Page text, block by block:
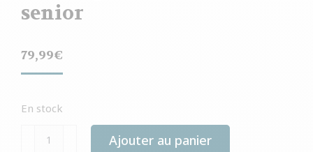
senior
79,99€
En stock
quantité
Ajouter au panier